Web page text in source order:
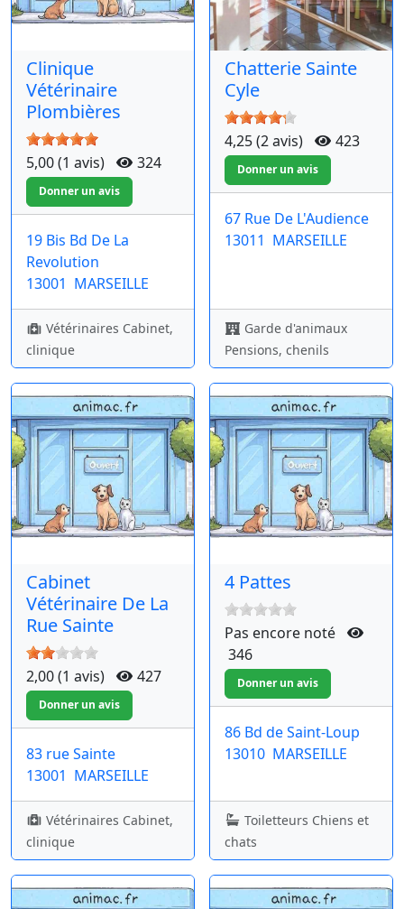
Clinique
Vétérinaire
Plombières
5,00 (1 avis) 324
19 Bis Bd De La
Revolution
13001 MARSEILLE
Vétérinaires Cabinet,
clinique
Chatterie Sainte
Cyle
4,25 (2 avis) 423
67 Rue De L'Audience
13011 MARSEILLE
Garde d'animaux
Pensions, chenils
Cabinet
Vétérinaire De La
Rue Sainte
2,00 (1 avis) 427
83 rue Sainte
13001 MARSEILLE
Vétérinaires Cabinet,
clinique
4 Pattes
Pas encore noté
346
86 Bd de Saint-Loup
13010 MARSEILLE
Toiletteurs Chiens et
chats